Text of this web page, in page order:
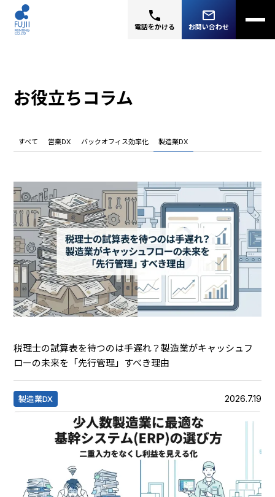
phone
電話をかける
mail_outline
お問い合わせ
お役立ちコラム
すべて 営業DX バックオフィス効率化 製造業DX
税理士の試算表を待つのは手遅れ？製造業がキャッシュフ
ローの未来を「先行管理」すべき理由
製造業DX 2026.7.19